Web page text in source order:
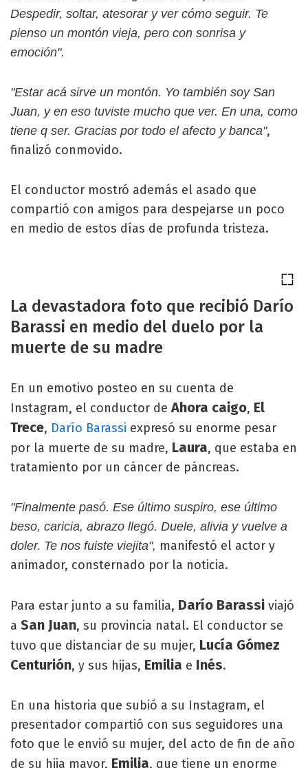
Despedir, soltar, atesorar y ver cómo seguir. Te
pienso un montón vieja, pero con sonrisa y
emoción".
"Estar acá sirve un montón. Yo también soy San
Juan, y en eso tuviste mucho que ver. En una, como
tiene q ser. Gracias por todo el afecto y banca",
finalizó conmovido.
El conductor mostró además el asado que
compartió con amigos para despejarse un poco
en medio de estos días de profunda tristeza.
La devastadora foto que recibió Darío
Barassi en medio del duelo por la
muerte de su madre
En un emotivo posteo en su cuenta de
Instagram, el conductor de Ahora caigo, El
Trece, Darío Barassi expresó su enorme pesar
por la muerte de su madre, Laura, que estaba en
tratamiento por un cáncer de páncreas.
"Finalmente pasó. Ese último suspiro, ese último
beso, caricia, abrazo llegó. Duele, alivia y vuelve a
doler. Te nos fuiste viejita", manifestó el actor y
animador, consternado por la noticia.
Para estar junto a su familia, Darío Barassi viajó
a San Juan, su provincia natal. El conductor se
tuvo que distanciar de su mujer, Lucía Gómez
Centurión, y sus hijas, Emilia e Inés.
En una historia que subió a su Instagram, el
presentador compartió con sus seguidores una
foto que le envió su mujer, del acto de fin de año
de su hija mayor, Emilia, que tiene un enorme